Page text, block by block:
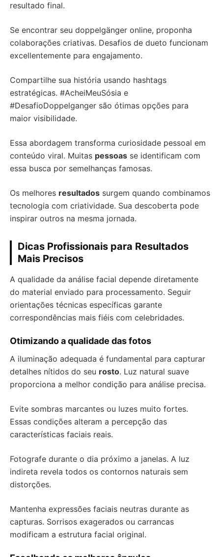
resultado final.
Se encontrar seu doppelgänger online, proponha
colaborações criativas. Desafios de dueto funcionam
excellentemente para engajamento.
Compartilhe sua história usando hashtags
estratégicas. #AcheiMeuSósia e
#DesafioDoppelganger são ótimas opções para
maior visibilidade.
Essa abordagem transforma curiosidade pessoal em
conteúdo viral. Muitas pessoas se identificam com
essa busca por semelhanças famosas.
Os melhores resultados surgem quando combinamos
tecnologia com criatividade. Sua descoberta pode
inspirar outros na mesma jornada.
Dicas Profissionais para Resultados
Mais Precisos
A qualidade da análise facial depende diretamente
do material enviado para processamento. Seguir
orientações técnicas específicas garante
correspondências mais fiéis com celebridades.
Otimizando a qualidade das fotos
A iluminação adequada é fundamental para capturar
detalhes nítidos do seu rosto. Luz natural suave
proporciona a melhor condição para análise precisa.
Evite sombras marcantes ou luzes muito fortes.
Essas condições alteram a percepção das
características faciais reais.
Fotografe durante o dia próximo a janelas. A luz
indireta revela todos os contornos naturais sem
distorções.
Mantenha expressões faciais neutras durante as
capturas. Sorrisos exagerados ou carrancas
modificam a estrutura facial original.